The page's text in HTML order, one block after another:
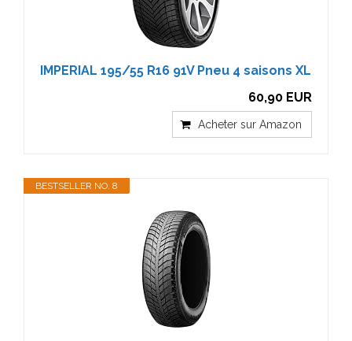
IMPERIAL 195/55 R16 91V Pneu 4 saisons XL
60,90 EUR
Acheter sur Amazon
BESTSELLER NO. 8